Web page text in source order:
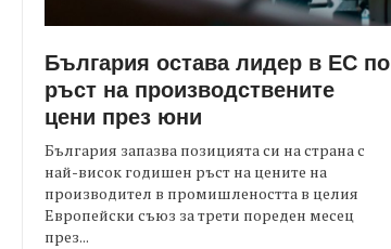
България остава лидер в ЕС по
ръст на производствените
цени през юни
България запазва позицията си на страна с
най-висок годишен ръст на цените на
производител в промишлеността в целия
Европейски съюз за трети пореден месец
през...